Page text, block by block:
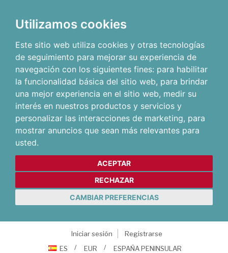
Utilizamos cookies
Este sitio web utiliza cookies y otras tecnologías
de seguimiento para mejorar su experiencia de
navegación con los siguientes fines: para habilitar
la funcionalidad básica del sitio web, para brindar
una mejor experiencia en el sitio web, medir su
interés en nuestros productos y servicios y
personalizar las interacciones de marketing, para
mostrar anuncios que sean más relevantes para
usted.
ACEPTAR
RECHAZAR
CAMBIAR PREFERENCIAS
Iniciar sesión
Registrarse
ES
EUR ESPAÑA PENINSULAR